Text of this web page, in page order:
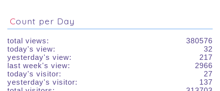
Count per Day
380576
total views:
32
today's view:
217
yesterday's view:
2966
last week's view:
27
today's visitor:
137
yesterday's visitor: